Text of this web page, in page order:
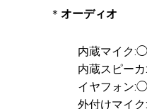
＊ オーディオ
内蔵マイク:◯
内蔵スピー
イヤフォン:◯
外付けマイ